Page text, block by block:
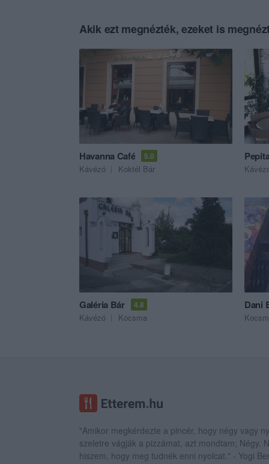
Akik ezt megnézték, ezeket is
Havanna Café 5.0
Kávézó Koktél Bár
Galéria Bár 4.8
Kávézó Kocsma
Dani
"Amikor megkérdezte a pincér, hogy négy vagy
szeletre vágják a pizzámat, azt mondtam; Négy.
hiszem, hogy meg tudnék enni nyolcat." - Yogi